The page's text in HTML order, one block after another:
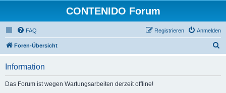
CONTENIDO Forum
FAQ Anmelden
Registrieren
Foren-Übersicht
Information
Das Forum ist wegen Wartungsarbeiten derzeit offline!